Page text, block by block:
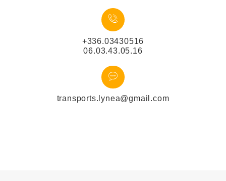
+336.03430516
06.03.43.05.16
transports.lynea@gmail.com